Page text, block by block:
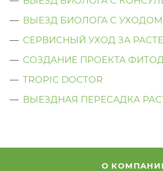
ВЫЕЗД БИОЛОГА C УХОДОМ
СЕРВИСНЫЙ УХОД ЗА
СОЗДАНИЕ ПРОЕКТА
TROPIC DOCTOR
ВЫЕЗДНАЯ ПЕРЕСАДКА
О